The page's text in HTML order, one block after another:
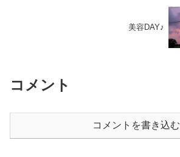
美容DAY♪
コメント
コメントを書き込む